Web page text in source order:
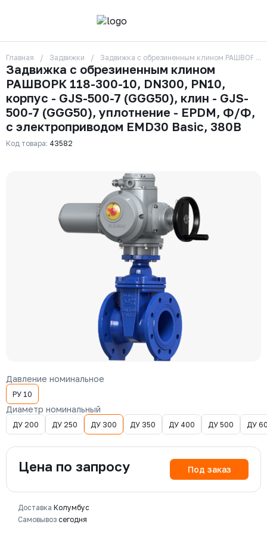
О компании
Контакты
Бренды
Отзывы
Сотрудники
Вакансии
Доставка
Оплата
+7 (495) 215-24-81zakaz325@ks-rus.com
Email для связи
Одинцово, Внуковская 9, пав. 31
Главная Задвижки Задвижка с обрезиненным клином РАШВОРК
Задвижка с обрезиненным клином
РАШВОРК 118-300-10, DN300, PN10,
корпус - GJS-500-7 (GGG50), клин - GJS-
500-7 (GGG50), уплотнение - EPDM, Ф/Ф,
с электроприводом EMD30 Basic, 380В
Код товара: 43582
Давление номинальное
РУ 10
Диаметр номинальный
ДУ 200 ДУ 250 ДУ 300 ДУ 350 ДУ 400 ДУ 500 ДУ
Цена по запросу Под заказ
Доставка Колумбус
Самовывоз сегодня